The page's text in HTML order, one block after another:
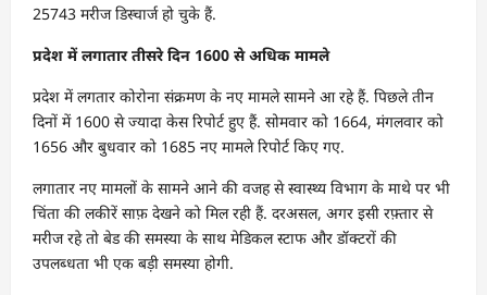
25743 मरीज डिस्चार्ज हो चुके हैं.
प्रदेश में लगातार तीसरे दिन 1600 से अधिक मामले
प्रदेश में लगतार कोरोना संक्रमण के नए मामले सामने आ रहे हैं. पिछले तीन
दिनों में 1600 से ज्यादा केस रिपोर्ट हुए हैं. सोमवार को 1664, मंगलवार को
1656 और बुधवार को 1685 नए मामले रिपोर्ट किए गए.
लगातार नए मामलों के सामने आने की वजह से स्वास्थ्य विभाग के माथे पर भी
चिंता की लकीरें साफ़ देखने को मिल रही हैं. दरअसल, अगर इसी रफ़्तार से
मरीज रहे तो बेड की समस्या के साथ मेडिकल स्टाफ और डॉक्टरों की
उपलब्‍धता भी एक बड़ी समस्या होगी.